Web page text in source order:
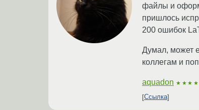
файлы и
пришлось
200 ошибок
Думал, может
коллегам и
aquadon
Ссылка